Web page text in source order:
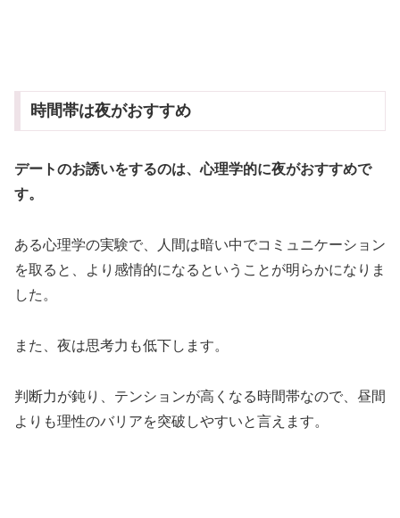
時間帯は夜がおすすめ
デートのお誘いをするのは、心理学的に夜がおすすめで
す。
ある心理学の実験で、人間は暗い中でコミュニケーション
を取ると、より感情的になるということが明らかになりま
した。
また、夜は思考力も低下します。
判断力が鈍り、テンションが高くなる時間帯なので、昼間
よりも理性のバリアを突破しやすいと言えます。